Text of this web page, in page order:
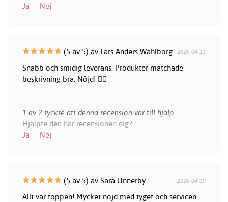
Ja
Nej
(5 av 5) av Lars Anders Wahlborg 2026-04-11
Snabb och smidig leverans. Produkter matchade
beskrivning bra. Nöjd! 👍🏻
1 av 2 tyckte att denna recension var till hjälp.
Hjälpte den här recensionen dig?
Ja
Nej
(5 av 5) av Sara Unnerby 2026-04-10
Allt var toppen! Mycket nöjd med tyget och servicen.